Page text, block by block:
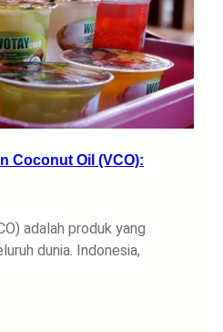
Coconut Oil (VCO):
adalah produk yang
dunia. Indonesia,